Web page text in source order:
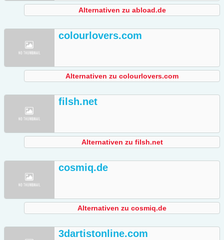
Alternativen zu abload.de
colourlovers.com
Alternativen zu colourlovers.com
filsh.net
Alternativen zu filsh.net
cosmiq.de
Alternativen zu cosmiq.de
3dartistonline.com